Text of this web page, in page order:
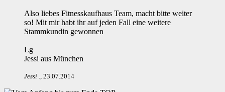
Also liebes Fitnesskaufhaus Team, macht bitte weiter
so! Mit mir habt ihr auf jeden Fall eine weitere
Stammkundin gewonnen
Lg
Jessi aus München
Jessi 23.07.2014